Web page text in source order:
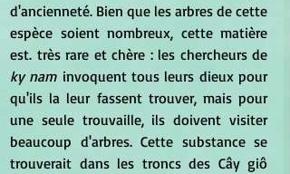
d'ancienneté. Bien que les arbres de cette
espèce soient nombreux, cette matière
ky nam invoquent tous leurs dieux pour
qu'ils la leur fassent trouver, mais pour
une seule trouvaille, ils doivent visiter
beaucoup d'arbres. Cette substance se
trouverait dans les troncs des Cây giô